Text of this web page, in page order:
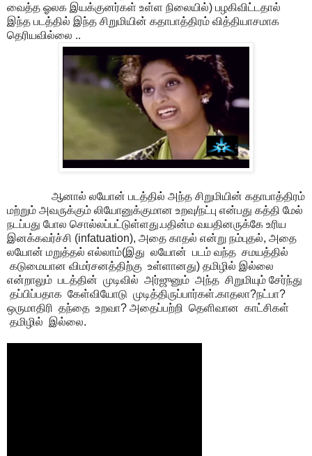
வைத்த ஓலக இயக்குனர்கள் உள்ள நிலையில்) பழகிவிட்டதால்
இந்த படத்தில் இந்த சிறுமியின் கதாபாத்திரம் வித்தியாசமாக
தெரியவில்லை ..
ஆனால் லயோன் படத்தில் அந்த சிறுமியின் கதாபாத்திரம்
மற்றும் அவருக்கும் லியோனுக்குமான உறவு/நட்பு என்பது கத்தி மேல்
நடப்பது போல சொல்லப்பட்டுள்ளது.பதின்ம வயதினருக்கே உரிய
இனக்கவர்ச்சி (infatuation), அதை காதல் என்று நம்புதல், அதை
லயோன் மறுத்தல் எல்லாம்(இது லயோன் படம் வந்த சமயத்தில்
கடுமையான விமர்சனத்திற்கு உள்ளானது) தமிழில் இல்லை
என்றாலும் படத்தின் முடிவில் அர்ஜுனும் அந்த சிறுமியும் சேர்ந்து
தப்பிப்பதாக கேள்வியோடு முடித்திருப்பார்கள்.காதலா?நட்பா?
ஒருமாதிரி தந்தை உறவா? அதைப்பற்றி தெளிவான காட்சிகள்
தமிழில் இல்லை.